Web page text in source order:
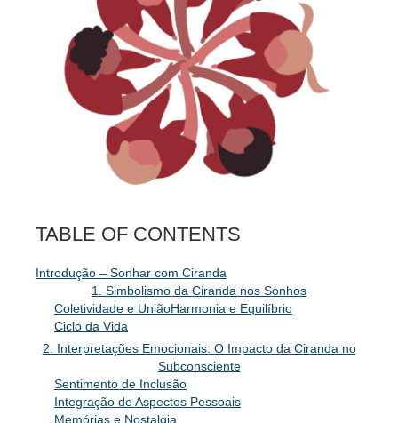
TABLE OF CONTENTS
Introdução – Sonhar com Ciranda
1. Simbolismo da Ciranda nos Sonhos
Coletividade e UniãoHarmonia e Equilíbrio
Ciclo da Vida
2. Interpretações Emocionais: O Impacto da Ciranda no
Subconsciente
Sentimento de Inclusão
Integração de Aspectos Pessoais
Memórias e Nostalgia